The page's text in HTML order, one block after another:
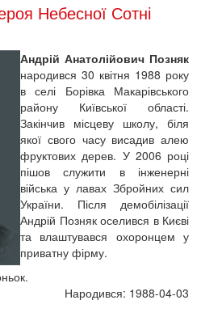
Небесної Сотні
Андрій Анатолійович Позняк
народився 30 квітня 1988 року
в селі Борівка Макарівського
району Київської області.
Закінчив місцеву школу, біля
якої свого часу висадив алею
фруктових дерев. У 2006 році
пішов служити в інженерні
війська у лавах Збройних сил
України. Після демобілізації
Андрій Позняк оселився в Києві
та влаштувався охоронцем у
приватну фірму.
Народився: 1988-04-03